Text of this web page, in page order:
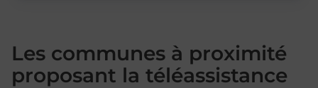
Les communes à proximité
proposant la téléassistance